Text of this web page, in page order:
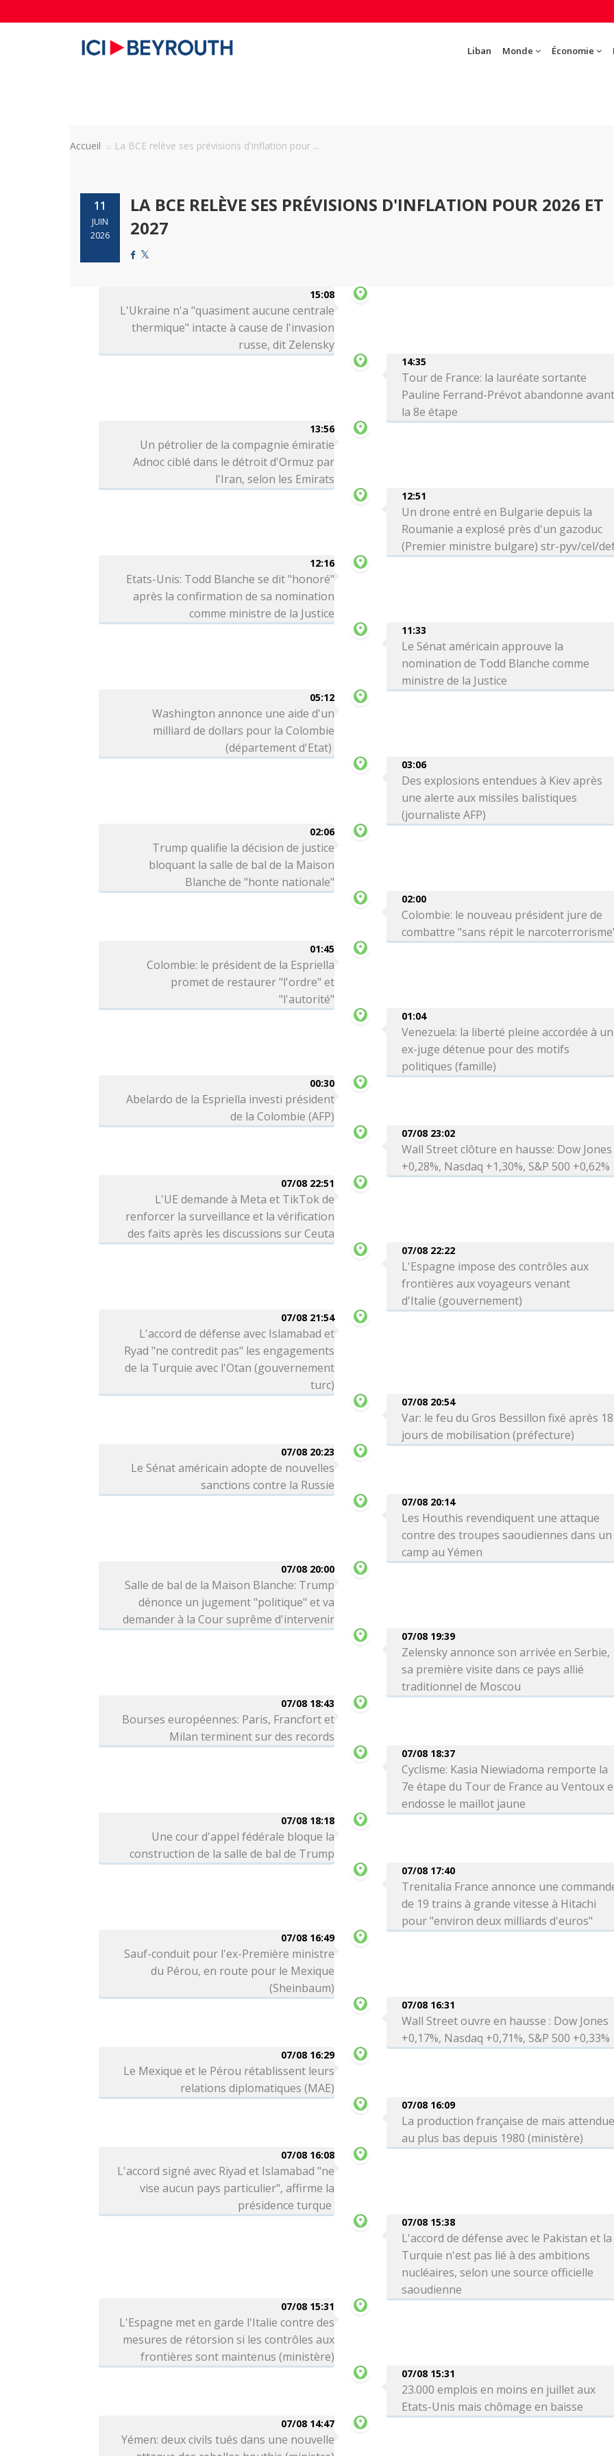
Liban Monde Économie
Accueil La BCE relève ses prévisions d'inflation pour ...
11
JUIN
2026
LA BCE RELÈVE SES PRÉVISIONS D'INFLATION POUR 2026 ET
2027
15:08
L'Ukraine n'a "quasiment aucune centrale
thermique" intacte à cause de l'invasion
russe, dit Zelensky
14:35
Tour de France: la lauréate sortante
Pauline Ferrand-Prévot abandonne
la 8e étape
13:56
Un pétrolier de la compagnie émiratie
Adnoc ciblé dans le détroit d'Ormuz par
l'Iran, selon les Emirats
12:51
Un drone entré en Bulgarie depuis la
Roumanie a explosé près d'un gazoduc
(Premier ministre bulgare) str-pyv/cel/
12:16
Etats-Unis: Todd Blanche se dit "honoré"
après la confirmation de sa nomination
comme ministre de la Justice
11:33
Le Sénat américain approuve la
nomination de Todd Blanche comme
ministre de la Justice
05:12
Washington annonce une aide d'un
milliard de dollars pour la Colombie
(département d'Etat)
03:06
Des explosions entendues à Kiev après
une alerte aux missiles balistiques
(journaliste AFP)
02:06
Trump qualifie la décision de justice
bloquant la salle de bal de la Maison
Blanche de "honte nationale"
02:00
Colombie: le nouveau président jure de
combattre "sans répit le
01:45
Colombie: le président de la Espriella
promet de restaurer "l'ordre" et
"l'autorité"
01:04
Venezuela: la liberté pleine accordée à
ex-juge détenue pour des motifs
politiques (famille)
00:30
Abelardo de la Espriella investi président
de la Colombie (AFP)
07/08 23:02
Wall Street clôture en hausse: Dow Jones
+0,28%, Nasdaq +1,30%, S&P 500 +0,62%
07/08 22:51
L'UE demande à Meta et TikTok de
renforcer la surveillance et la vérification
des faits après les discussions sur Ceuta
07/08 22:22
L'Espagne impose des contrôles aux
frontières aux voyageurs venant
d'Italie (gouvernement)
07/08 21:54
L'accord de défense avec Islamabad et
Ryad "ne contredit pas" les engagements
de la Turquie avec l'Otan (gouvernement
turc)
07/08 20:54
Var: le feu du Gros Bessillon fixé après 18
jours de mobilisation (préfecture)
07/08 20:23
Le Sénat américain adopte de nouvelles
sanctions contre la Russie
07/08 20:14
Les Houthis revendiquent une attaque
contre des troupes saoudiennes dans un
camp au Yémen
07/08 20:00
Salle de bal de la Maison Blanche: Trump
dénonce un jugement "politique" et va
demander à la Cour suprême d'intervenir
07/08 19:39
Zelensky annonce son arrivée en Serbie,
sa première visite dans ce pays allié
traditionnel de Moscou
07/08 18:43
Bourses européennes: Paris, Francfort et
Milan terminent sur des records
07/08 18:37
Cyclisme: Kasia Niewiadoma remporte la
7e étape du Tour de France au Ventoux
endosse le maillot jaune
07/08 18:18
Une cour d'appel fédérale bloque la
construction de la salle de bal de Trump
07/08 17:40
Trenitalia France annonce une
de 19 trains à grande vitesse à Hitachi
pour "environ deux milliards d'euros"
07/08 16:49
Sauf-conduit pour l'ex-Première ministre
du Pérou, en route pour le Mexique
(Sheinbaum)
07/08 16:31
Wall Street ouvre en hausse : Dow Jones
+0,17%, Nasdaq +0,71%, S&P 500 +0,33%
07/08 16:29
Le Mexique et le Pérou rétablissent leurs
relations diplomatiques (MAE)
07/08 16:09
La production française de maïs
au plus bas depuis 1980 (ministère)
07/08 16:08
L'accord signé avec Riyad et Islamabad "ne
vise aucun pays particulier", affirme la
présidence turque
07/08 15:38
L'accord de défense avec le Pakistan et la
Turquie n'est pas lié à des ambitions
nucléaires, selon une source officielle
saoudienne
07/08 15:31
L'Espagne met en garde l'Italie contre des
mesures de rétorsion si les contrôles aux
frontières sont maintenus (ministère)
07/08 15:31
23.000 emplois en moins en juillet aux
Etats-Unis mais chômage en baisse
07/08 14:47
Yémen: deux civils tués dans une nouvelle